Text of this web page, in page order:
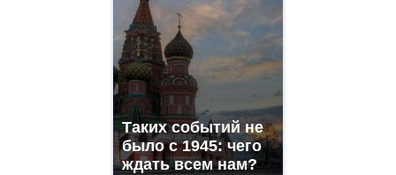
Таких событий не
было с 1945: чего
ждать всем нам?